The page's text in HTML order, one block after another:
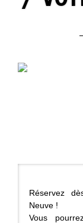
Réservez
Neuve !
Vous